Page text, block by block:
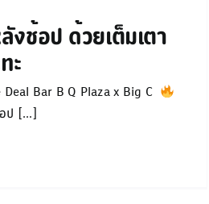
งช้อป ด้วยเต็มเตา
ะ
Bar B Q Plaza x Big C
ป [...]